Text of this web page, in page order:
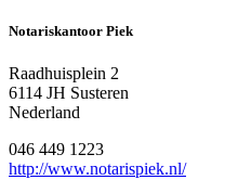
Notariskantoor Piek
Raadhuisplein 2
6114 JH Susteren
Nederland
046 449 1223
http://www.notarispiek.nl/